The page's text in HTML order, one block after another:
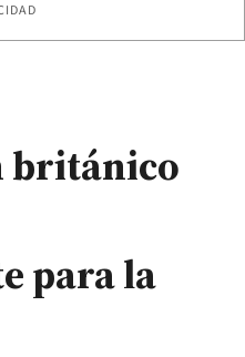
británico
para la